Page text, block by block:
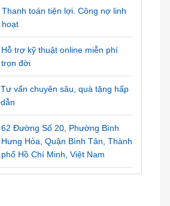
Thanh toán tiện lợi. Công nợ linh
hoạt
Hỗ trợ kỹ thuật online miễn phí
trọn đời
Tư vấn chuyên sâu, quà tặng hấp
dẫn
62 Đường Số 20, Phường Bình
Hưng Hòa, Quận Bình Tân, Thành
phố Hồ Chí Minh, Việt Nam